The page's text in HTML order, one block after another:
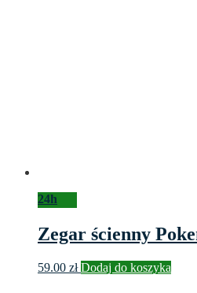
24h
Zegar ścienny
59.00 zł Dodaj do koszyka